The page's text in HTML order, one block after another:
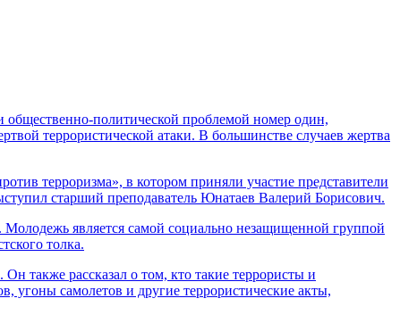
общественно-политической проблемой номер один,
террористической атаки. В большинстве случаев жертва
терроризма», в котором приняли участие представители
старший преподаватель Юнатаев Валерий Борисович.
является самой социально незащищенной группой
толка.
также рассказал о том, кто такие террористы и
угоны самолетов и другие террористические акты,